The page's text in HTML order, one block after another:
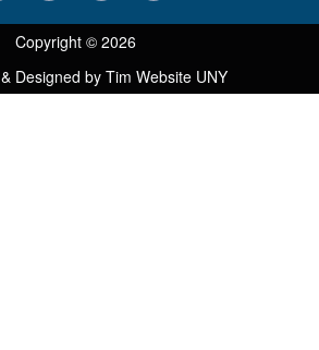
Copyright © 2026
Designed by Tim Website UNY